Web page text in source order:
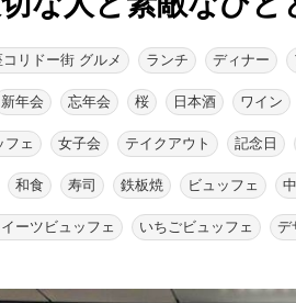
コリドー街 グルメ ランチ ディナー
新年会 忘年会 桜 日本酒 ワイン
フェ 女子会 テイクアウト 記念日
和食 寿司 鉄板焼 ビュッフェ
ーツビュッフェ いちごビュッフェ デ